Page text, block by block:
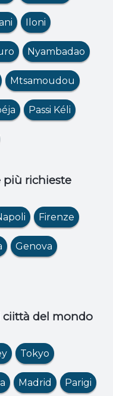
Iloni
Nyambadao
Mtsamoudou
Passi Kéli
più richieste
Firenze
Genova
ciittà del mondo
Tokyo
Madrid Parigi